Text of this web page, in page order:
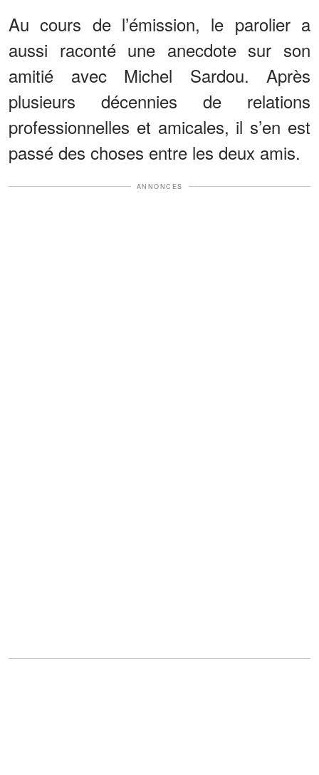
Au cours de l’émission, le parolier a
aussi raconté une anecdote sur son
amitié avec Michel Sardou. Après
plusieurs décennies de relations
professionnelles et amicales, il s’en est
passé des choses entre les deux amis.
ANNONCES